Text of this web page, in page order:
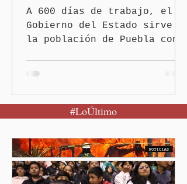
A 600 días de trabajo, el
Gobierno del Estado sirve a
la población de Puebla con
pública heredada del Museo
Internacional del Barroco
del erario en los gobiernos
neoliberales del pasado.
#LoÚltimo